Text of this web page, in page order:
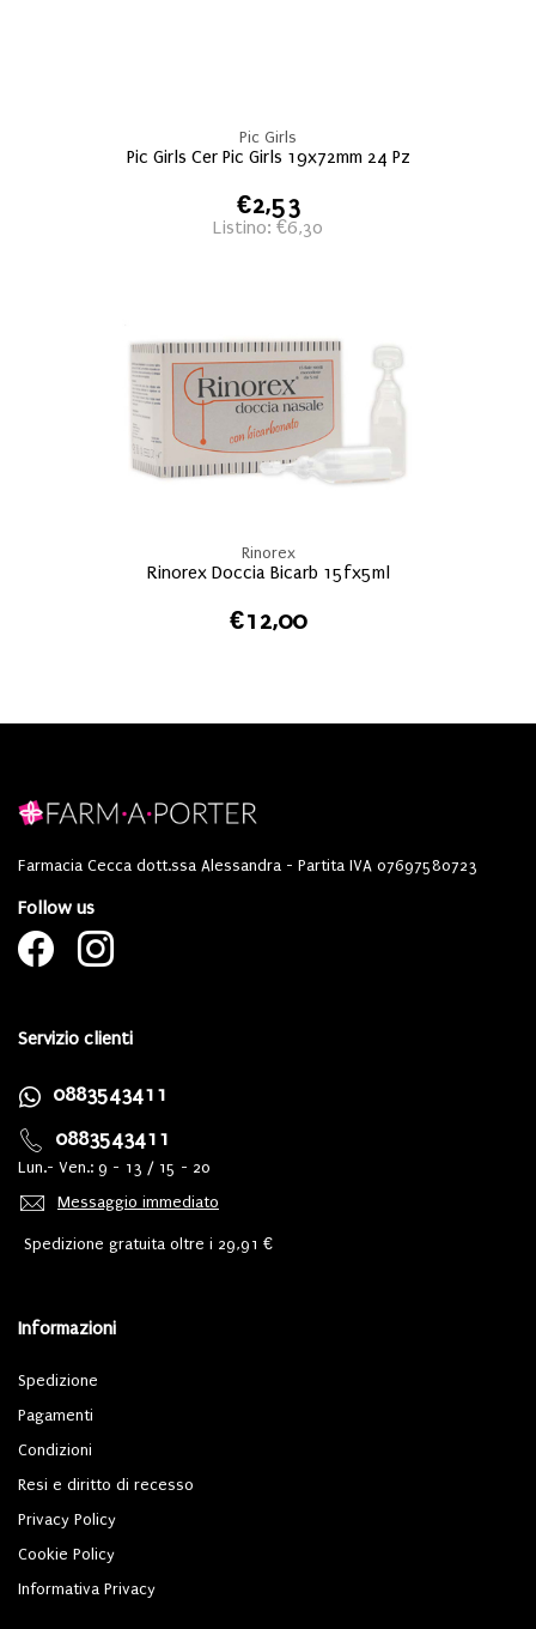
Pic Girls
Pic Girls Cer Pic Girls 19x72mm 24 Pz
€2,53
Listino: €6,30
Rinorex
Rinorex Doccia Bicarb 15fx5ml
€12,00
Farmacia Cecca dott.ssa Alessandra - Partita IVA 07697580723
Follow us
Servizio clienti
0883543411
0883543411
Lun.- Ven.: 9 - 13 / 15 - 20
Messaggio immediato
Spedizione gratuita oltre i 29,91 €
Informazioni
Spedizione
Pagamenti
Condizioni
Resi e diritto di recesso
Privacy Policy
Cookie Policy
Informativa Privacy